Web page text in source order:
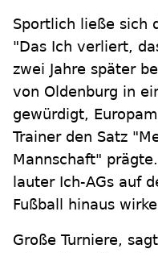
Sportlich ließe sich
"Das Ich verliert,
zwei Jahre später
von Oldenburg in
gewürdigt,
Trainer den Satz
Mannschaft"
lauter Ich-AGs auf
Fußball hinaus
Große Turniere,